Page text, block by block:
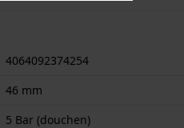
4064092374254
46 mm
5 Bar (douchen)